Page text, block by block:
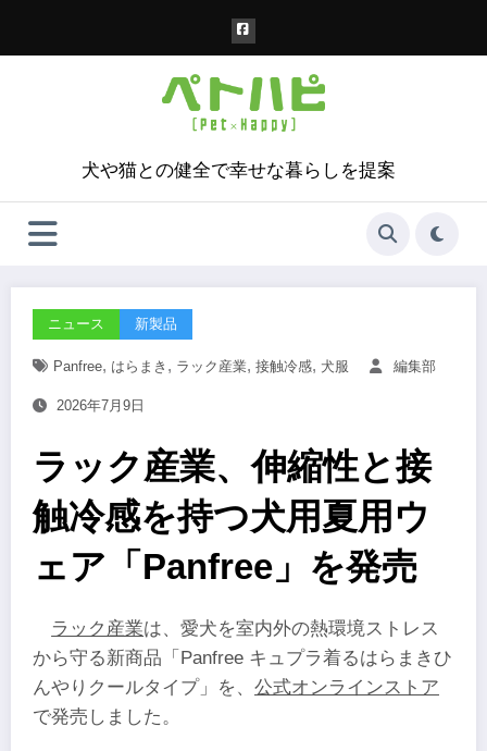
犬や猫との健全で幸せな暮らしを提案
ニュース 新製品
Panfree, はらまき , ラック産業, 接触冷感, 犬服 編集部
2026年7月9日
ラック産業、伸縮性と接
触冷感を持つ犬用夏用ウ
ェア「Panfree」を発売
ラック産業は、愛犬を室内外の熱環境ストレス
から守る新商品「Panfree キュプラ着るはらまきひ
んやりクールタイプ」を、 公式オンラインストア
で発売しました。